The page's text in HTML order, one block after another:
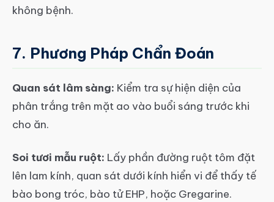
không bệnh.
7. Phương Pháp Chẩn Đoán
Quan sát lâm sàng: Kiểm tra sự hiện diện của
phân trắng trên mặt ao vào buổi sáng trước khi
cho ăn.
Soi tươi mẫu ruột: Lấy phần đường ruột tôm đặt
lên lam kính, quan sát dưới kính hiển vi để thấy tế
bào bong tróc, bào tử EHP, hoặc Gregarine.